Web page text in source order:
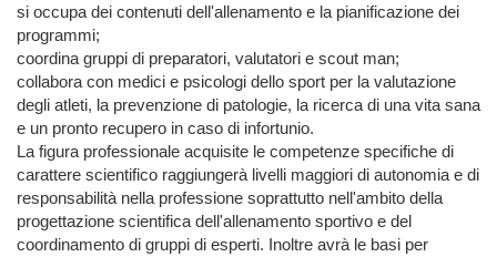
si occupa dei contenuti dell'allenamento e la pianificazione dei
programmi;
coordina gruppi di preparatori, valutatori e scout man;
collabora con medici e psicologi dello sport per la valutazione
degli atleti, la prevenzione di patologie, la ricerca di una vita sana
e un pronto recupero in caso di infortunio.
La figura professionale acquisite le competenze specifiche di
carattere scientifico raggiungerà livelli maggiori di autonomia e di
responsabilità nella professione soprattutto nell'ambito della
progettazione scientifica dell'allenamento sportivo e del
coordinamento di gruppi di esperti. Inoltre avrà le basi per